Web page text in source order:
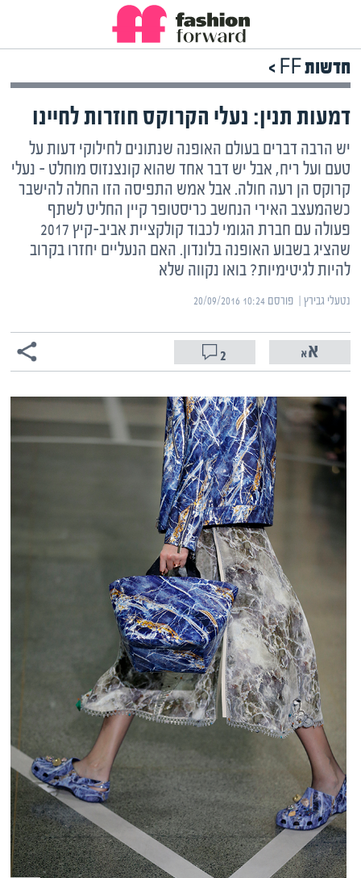
חדשות FF >
דמעות תנין: נעלי הקרוקס חוזרות לחיינו
יש הרבה דברים בעולם האופנה שנתונים לחילוקי דעות על
טעם ועל ריח, אבל יש דבר אחד שהוא קונצנזוס מוחלט – נעלי
קרוקס הן רעה חולה. אבל אמש התפיסה הזו החלה להישבר
כשהמעצב האירי הנחשב כריסטופר קיין החליט לשתף
פעולה עם חברת הגומי לכבוד קולקציית אביב-קיץ 2017
שהציג בשבוע האופנה בלונדון. האם הנעליים יחזרו בקרוב
להיות לגיטימיות? בואו נקווה שלא
נטעלי גבירץ | ‏פורסם ‎20/09/2016 10:24
2